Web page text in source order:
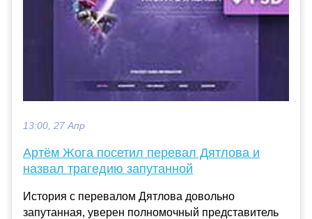
13:00, 27 Апр
Артём Жога посетил перевал Дятлова и
назвал трагедию запутанной
История с перевалом Дятлова довольно
запутанная, уверен полномочный представитель